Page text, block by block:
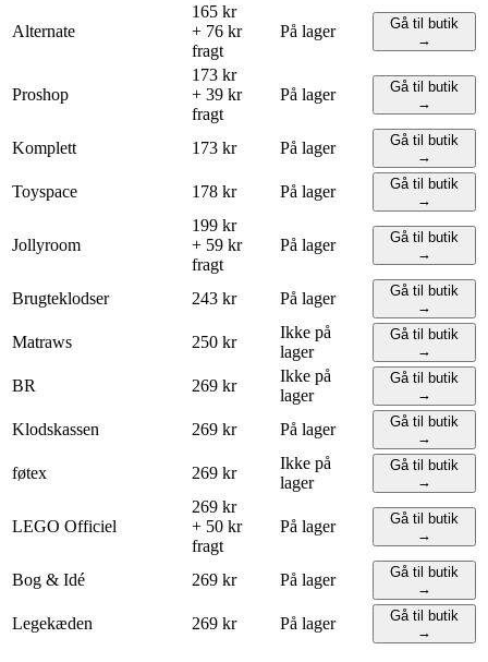
Alternate
165 kr
+ 76 kr
fragt
På lager
Gå til butik
→
Proshop
173 kr
+ 39 kr
fragt
På lager
Gå til butik
→
Komplett 173 kr På lager
Gå til butik
→
Toyspace 178 kr På lager
Gå til butik
→
Jollyroom
199 kr
+ 59 kr
fragt
På lager
Gå til butik
→
Brugteklodser 243 kr På lager
Gå til butik
→
Matraws 250 kr
Ikke på
lager
Gå til butik
→
BR 269 kr
Ikke på
lager
Gå til butik
→
Klodskassen 269 kr På lager
Gå til butik
→
føtex 269 kr
Ikke på
lager
Gå til butik
→
LEGO Officiel
269 kr
+ 50 kr
fragt
På lager
Gå til butik
→
Bog & Idé 269 kr På lager
Gå til butik
→
Legekæden 269 kr På lager
Gå til butik
→